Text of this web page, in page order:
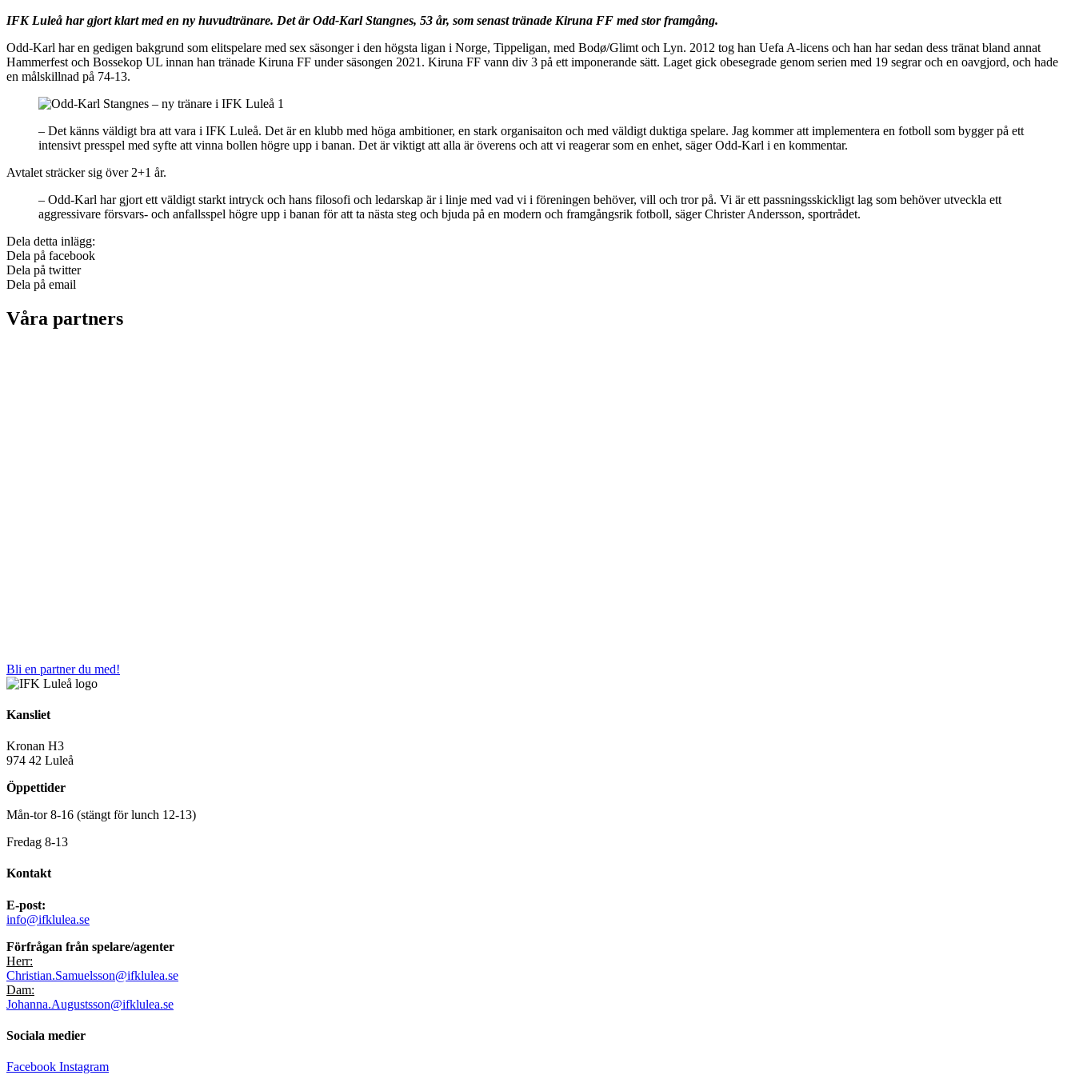
IFK Luleå har gjort klart med en ny huvudtränare. Det är Odd-Karl Stangnes, 53 år, som senast tränade Kiruna FF med stor framgång.
Odd-Karl har en gedigen bakgrund som elitspelare med sex säsonger i den högsta ligan i Norge, Tippeligan, med Bodø/Glimt och Lyn. 2012 tog han Uefa A-licens och han har sedan dess tränat bland annat
Hammerfest och Bossekop UL innan han tränade Kiruna FF under säsongen 2021. Kiruna FF vann div 3 på ett imponerande sätt. Laget gick obesegrade genom serien med 19 segrar och en oavgjord, och hade
en målskillnad på 74-13.
– Det känns väldigt bra att vara i IFK Luleå. Det är en klubb med höga ambitioner, en stark organisaiton och med väldigt duktiga spelare. Jag kommer att implementera en fotboll som bygger på ett
intensivt presspel med syfte att vinna bollen högre upp i banan. Det är viktigt att alla är överens och att vi reagerar som en enhet, säger Odd-Karl i en kommentar.
Avtalet sträcker sig över 2+1 år.
– Odd-Karl har gjort ett väldigt starkt intryck och hans filosofi och ledarskap är i linje med vad vi i föreningen behöver, vill och tror på. Vi är ett passningsskickligt lag som behöver utveckla ett
aggressivare försvars- och anfallsspel högre upp i banan för att ta nästa steg och bjuda på en modern och framgångsrik fotboll, säger Christer Andersson, sportrådet.
Dela detta inlägg:
Dela på facebook
Dela på twitter
Dela på email
Våra partners
Bli en partner du med!
Kansliet
Kronan H3
974 42 Luleå
Öppettider
Mån-tor 8-16 (stängt för lunch 12-13)
Fredag 8-13
Kontakt
E-post:
info@ifklulea.se
Förfrågan från spelare/agenter
Herr:
Christian.Samuelsson@ifklulea.se
Dam:
Johanna.Augustsson@ifklulea.se
Sociala medier
Facebook Instagram